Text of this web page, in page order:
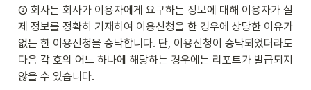
③ 회사는 회사가 이용자에게 요구하는 정보에 대해 이용자가 실
제 정보를 정확히 기재하여 이용신청을 한 경우에 상당한 이유가
없는 한 이용신청을 승낙합니다. 단, 이용신청이 승낙되었더라도
다음 각 호의 어느 하나에 해당하는 경우에는 리포트가 발급되지
않을 수 있습니다.